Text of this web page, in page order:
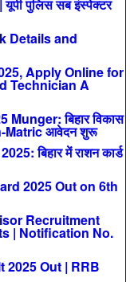
पुलिस सब इंस्पेक्टर
Details and
Apply Online for
Technician A
बिहार विकास
Matric आवेदन शुरू
बिहार में राशन कार्ड
2025 Out on 6th
Recruitment
| Notification No.
2025 Out | RRB